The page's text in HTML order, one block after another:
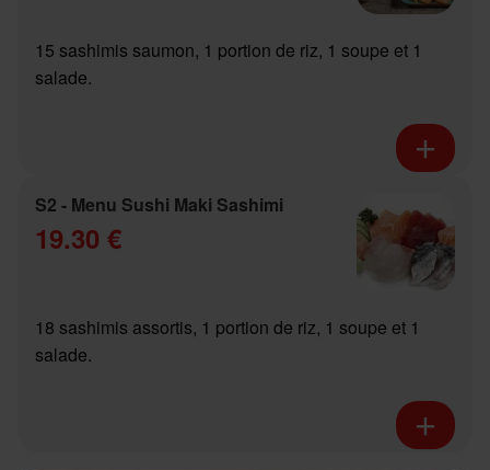
15 sashimis saumon, 1 portion de riz, 1 soupe et 1
salade.
S2 - Menu Sushi Maki Sashimi
19.30 €
18 sashimis assortis, 1 portion de riz, 1 soupe et 1
salade.